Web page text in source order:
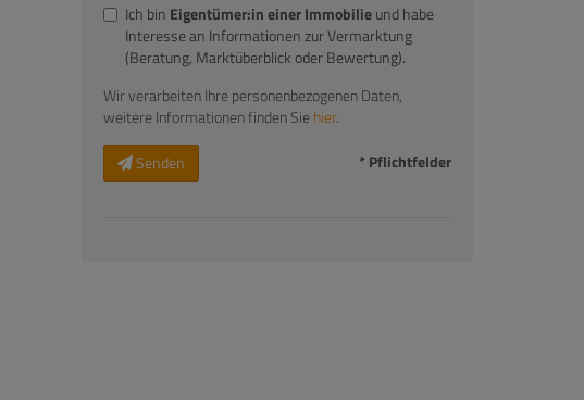
Ich bin Eigentümer:in einer Immobilieund habe
Interesse an Informationen zur Vermarktung
(Beratung, Marktüberblick oder Bewertung).
Wir verarbeiten Ihre personenbezogenen Daten,
weitere Informationen finden Siehier.
Senden
* Pflichtfelder